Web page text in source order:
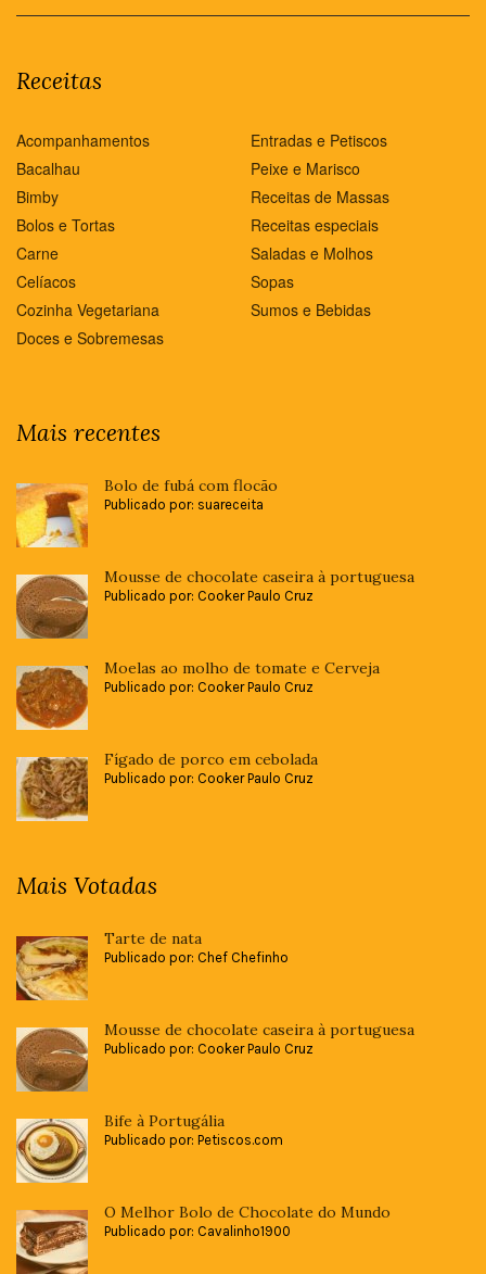
Receitas
Acompanhamentos
Bacalhau
Bimby
Bolos e Tortas
Carne
Celíacos
Cozinha Vegetariana
Doces e Sobremesas
Entradas e Petiscos
Peixe e Marisco
Receitas de Massas
Receitas especiais
Saladas e Molhos
Sopas
Sumos e Bebidas
Mais recentes
Bolo de fubá com flocão
Publicado por: suareceita
Mousse de chocolate caseira à portuguesa
Publicado por: Cooker Paulo Cruz
Moelas ao molho de tomate e Cerveja
Publicado por: Cooker Paulo Cruz
Fígado de porco em cebolada
Publicado por: Cooker Paulo Cruz
Mais Votadas
Tarte de nata
Publicado por: Chef Chefinho
Mousse de chocolate caseira à portuguesa
Publicado por: Cooker Paulo Cruz
Bife à Portugália
Publicado por: Petiscos.com
O Melhor Bolo de Chocolate do Mundo
Publicado por: Cavalinho1900